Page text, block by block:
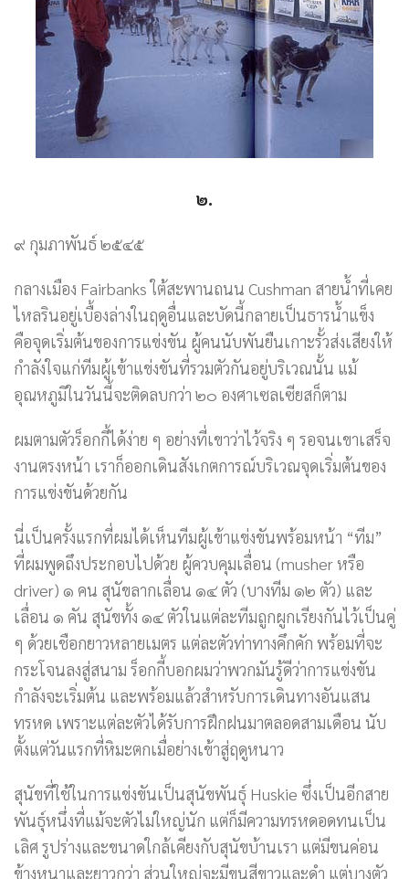
๒.
๙ กุมภาพันธ์ ๒๕๔๕
กลางเมือง Fairbanks ใต้สะพานถนน Cushman สายน้ำที่เคย
ไหลรินอยู่เบื้องล่างในฤดูอื่นและบัดนี้กลายเป็นธารน้ำแข็ง
คือจุดเริ่มต้นของการแข่งขัน ผู้คนนับพันยืนเกาะรั้วส่งเสียงให้
กำลังใจแก่ทีมผู้เข้าแข่งขันที่รวมตัวกันอยู่บริเวณนั้น แม้
อุณหภูมิในวันนี้จะติดลบกว่า ๒๐ องศาเซลเซียสก็ตาม
ผมตามตัวร็อกกี้ได้ง่าย ๆ อย่างที่เขาว่าไว้จริง ๆ รอจนเขาเสร็จ
งานตรงหน้า เราก็ออกเดินสังเกตการณ์บริเวณจุดเริ่มต้นของ
การแข่งขันด้วยกัน
นี่เป็นครั้งแรกที่ผมได้เห็นทีมผู้เข้าแข่งขันพร้อมหน้า “ทีม”
ที่ผมพูดถึงประกอบไปด้วย ผู้ควบคุมเลื่อน (musher หรือ
driver) ๑ คน สุนัขลากเลื่อน ๑๔ ตัว (บางทีม ๑๒ ตัว) และ
เลื่อน ๑ คัน สุนัขทั้ง ๑๔ ตัวในแต่ละทีมถูกผูกเรียงกันไว้เป็นคู่
ๆ ด้วยเชือกยาวหลายเมตร แต่ละตัวท่าทางคึกคัก พร้อมที่จะ
กระโจนลงสู่สนาม ร็อกกี้บอกผมว่าพวกมันรู้ดีว่าการแข่งขัน
กำลังจะเริ่มต้น และพร้อมแล้วสำหรับการเดินทางอันแสน
ทรหด เพราะแต่ละตัวได้รับการฝึกฝนมาตลอดสามเดือน นับ
ตั้งแต่วันแรกที่หิมะตกเมื่อย่างเข้าสู่ฤดูหนาว
สุนัขที่ใช้ในการแข่งขันเป็นสุนัขพันธุ์ Huskie ซึ่งเป็นอีกสาย
พันธุ์หนึ่งที่แม้จะตัวไม่ใหญ่นัก แต่ก็มีความทรหดอดทนเป็น
เลิศ รูปร่างและขนาดใกล้เคียงกับสุนัขบ้านเรา แต่มีขนค่อน
ข้างหนาและยาวกว่า ส่วนใหญ่จะมีขนสีขาวและดำ แต่บางตัว